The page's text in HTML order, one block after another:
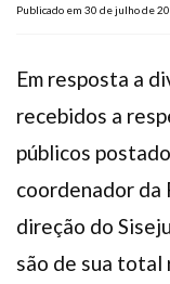
Publicado em 30 de julho de
Em resposta a
recebidos a
públicos
coordenador da
direção do
são de sua
Agenda
Sede Campestre
Nossos Convênios
Gympass Wellhub
Seguro Auto
Assistência Funeral
Pós-graduação